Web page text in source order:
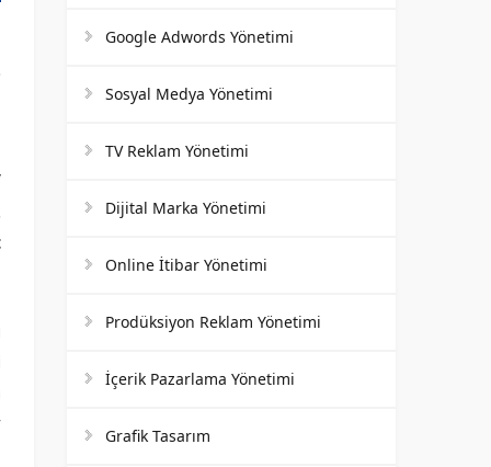
Google Adwords Yönetimi
Sosyal Medya Yönetimi
TV Reklam Yönetimi
Dijital Marka Yönetimi
Online İtibar Yönetimi
Prodüksiyon Reklam Yönetimi
İçerik Pazarlama Yönetimi
Grafik Tasarım